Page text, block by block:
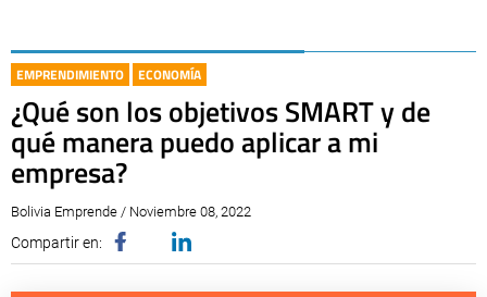
EMPRENDIMIENTO ECONOMÍA
¿Qué son los objetivos SMART y de
qué manera puedo aplicar a mi
empresa?
Bolivia Emprende / Noviembre 08, 2022
Compartir en: